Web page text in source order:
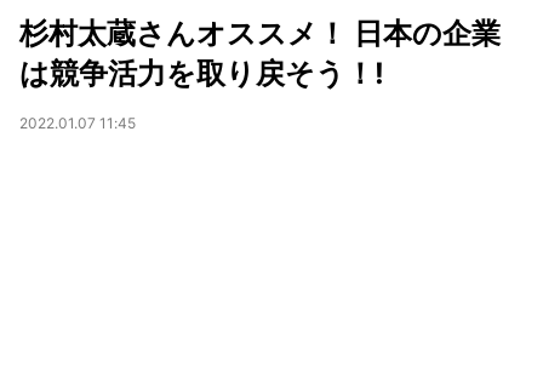
杉村太蔵さんオススメ！ 日本の企業
は競争活力を取り戻そう！!
2022.01.07 11:45